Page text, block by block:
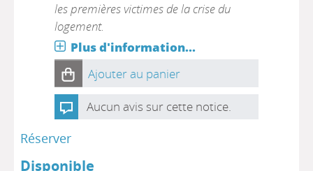
les premières victimes de la crise du
logement.
Plus d'information...
Ajouter au panier
Aucun avis sur cette notice.
Réserver
Disponible